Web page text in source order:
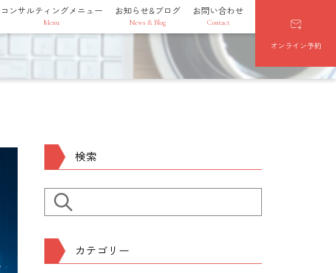
コンサルティングメニュー
Menu
お知らせ&ブログ
News & Blog
お問い合わせ
Contact
オンライン予約
検索
カテゴリー